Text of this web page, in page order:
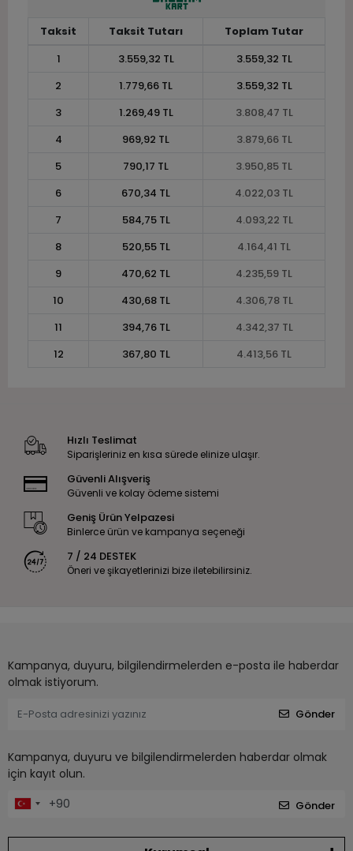
Taksit Taksit Tutarı
Toplam Tutar
1
3.559,32 TL
3.559,32 TL
2
1.779,66 TL
3.559,32 TL
3
1.269,49 TL
3.808,47 TL
4
969,92 TL
3.879,66 TL
5
790,17 TL
3.950,85 TL
6
670,34 TL
4.022,03 TL
7
584,75 TL
4.093,22 TL
8
520,55 TL
4.164,41 TL
9
470,62 TL
4.235,59 TL
10
430,68 TL
4.306,78 TL
11
394,76 TL
4.342,37 TL
12
367,80 TL 4.413,56 TL
Hızlı Teslimat
Siparişleriniz en kısa sürede elinize ulaşır.
Güvenli Alışveriş
Güvenli ve kolay ödeme sistemi
Geniş Ürün Yelpazesi
Binlerce ürün ve kampanya seçeneği
7 / 24 DESTEK
Öneri ve şikayetlerinizi bize iletebilirsiniz.
Kampanya, duyuru, bilgilendirmelerden e-posta ile haberdar
olmak istiyorum.
Gönder
Kampanya, duyuru ve bilgilendirmelerden haberdar olmak
için kayıt olun.
Gönder